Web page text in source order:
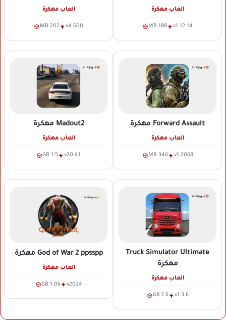
العاب مهكرة
v1.12.14
188 MB
العاب مهكرة
v4.600
202 MB
Forward Assault مهكرة
العاب مهكرة
v1.2068
346 MB
Madout2 مهكرة
العاب مهكرة
v20.41
1.5 GB
Truck Simulator Ultimate
مهكرة
العاب مهكرة
v1.3.6
1.6 GB
God of War 2 ppsspp مهكرة
العاب مهكرة
v2024
1.06 GB